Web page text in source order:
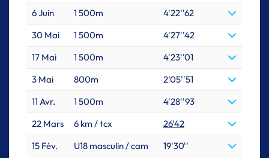
6 Juin
1 500m
4'22''62
30 Mai
1 500m
4'27''42
17 Mai
1 500m
4'23''01
3 Mai
800m
2'05''51
11 Avr.
1 500m
4'28''93
22 Mars
6 km / tcx
26'42
15 Fév.
U18 masculin / cam
19'30''